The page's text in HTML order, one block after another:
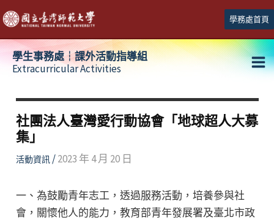
跳
至
主
學務處首頁
學生事務處┆課外活動指導組
Extracurricular Activities
社團法人臺灣愛行動協會「地球超人大募
集」
活動資訊/2023 年 4 月 20 日
一、為鼓勵青年志工，透過服務活動，培養參與社
會，關懷他人的能力，教育部青年發展署及臺北市政